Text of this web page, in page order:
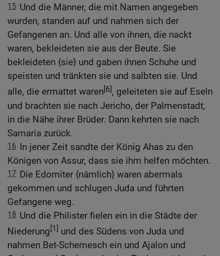
15 Und die Männer, die mit Namen angegeben
wurden, standen auf und nahmen sich der
Gefangenen an. Und alle von ihnen, die nackt
waren, bekleideten sie aus der Beute. Sie
bekleideten {sie} und gaben ihnen Schuhe und
speisten und tränkten sie und salbten sie. Und
alle, die ermattet waren[6], geleiteten sie auf Eseln
und brachten sie nach Jericho, der Palmenstadt,
in die Nähe ihrer Brüder. Dann kehrten sie nach
Samaria zurück.
16 In jener Zeit sandte der König Ahas zu den
Königen von Assur, dass sie ihm helfen möchten.
17 Die Edomiter {nämlich} waren abermals
gekommen und schlugen Juda und führten
Gefangene weg.
18 Und die Philister fielen ein in die Städte der
Niederung[1] und des Südens von Juda und
nahmen Bet-Schemesch ein und Ajalon und